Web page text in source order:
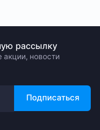
рассылку
новости
Подписаться